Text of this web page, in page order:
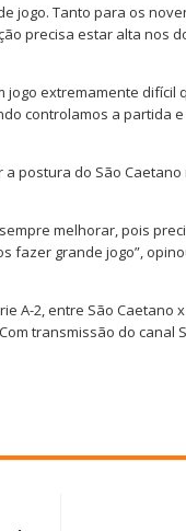
jogo. Tanto para os
precisa estar alta nos
jogo extremamente difícil
controlamos a partida
postura do São
melhorar, pois
fazer grande jogo”,
A-2, entre São Caetano
transmissão do canal